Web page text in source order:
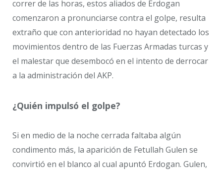
correr de las horas, estos aliados de Erdogan
comenzaron a pronunciarse contra el golpe, resulta
extraño que con anterioridad no hayan detectado los
movimientos dentro de las Fuerzas Armadas turcas y
el malestar que desembocó en el intento de derrocar
a la administración del AKP.
¿Quién impulsó el golpe?
Si en medio de la noche cerrada faltaba algún
condimento más, la aparición de Fetullah Gulen se
convirtió en el blanco al cual apuntó Erdogan. Gulen,